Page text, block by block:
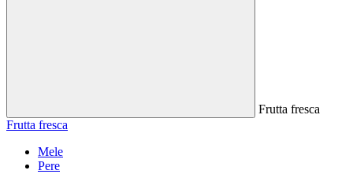
Frutta fresca
Frutta fresca
Mele
Pere